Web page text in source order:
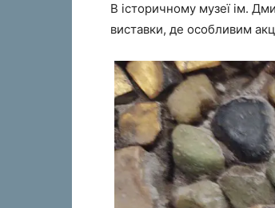
В історичному музеї ім.
виставки, де особливим